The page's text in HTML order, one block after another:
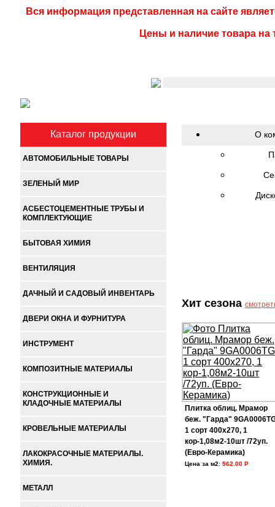
Вся информация представленная на сайте
Цены и наличие товара на
Каталог продукции
АВТОМОБИЛЬНЫЕ ТОВАРЫ
ЗЕЛЕНЫЙ МИР
АСБЕСТОЦЕМЕНТНЫЕ ТРУБЫ И
КОМПЛЕКТУЮЩИЕ
БЫТОВАЯ ХИМИЯ
ВЕНТИЛЯЦИЯ
ДАЧНЫЙ И САДОВЫЙ ИНВЕНТАРЬ
ДВЕРИ ОКНА И ФУРНИТУРА
ИНСТРУМЕНТ
КОМПОЗИТНЫЕ МАТЕРИАЛЫ
КОНСТРУКЦИОННЫЕ И
КЛАДОЧНЫЕ МАТЕРИАЛЫ
КРОВЕЛЬНЫЕ МАТЕРИАЛЫ
ЛАКОКРАСОЧНЫЕ МАТЕРИАЛЫ.
ХИМИЯ.
МЕТАЛЛ
О
Хит сезона
Плитка облиц. Мрамор
беж. "Гарда"
1 сорт 400х270, 1
кор-1,08м2-10шт /72уп.
(Евро-Керамика)
Цена за м2: 562.00 Р